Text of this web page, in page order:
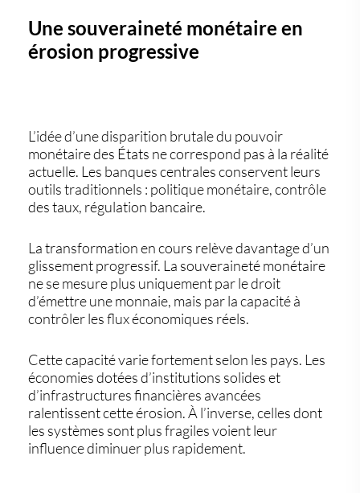
Une souveraineté monétaire en
érosion progressive
L’idée d’une disparition brutale du pouvoir
monétaire des États ne correspond pas à la réalité
actuelle. Les banques centrales conservent leurs
outils traditionnels : politique monétaire, contrôle
des taux, régulation bancaire.
La transformation en cours relève davantage d’un
glissement progressif. La souveraineté monétaire
ne se mesure plus uniquement par le droit
d’émettre une monnaie, mais par la capacité à
contrôler les flux économiques réels.
Cette capacité varie fortement selon les pays. Les
économies dotées d’institutions solides et
d’infrastructures financières avancées
ralentissent cette érosion. À l’inverse, celles dont
les systèmes sont plus fragiles voient leur
influence diminuer plus rapidement.